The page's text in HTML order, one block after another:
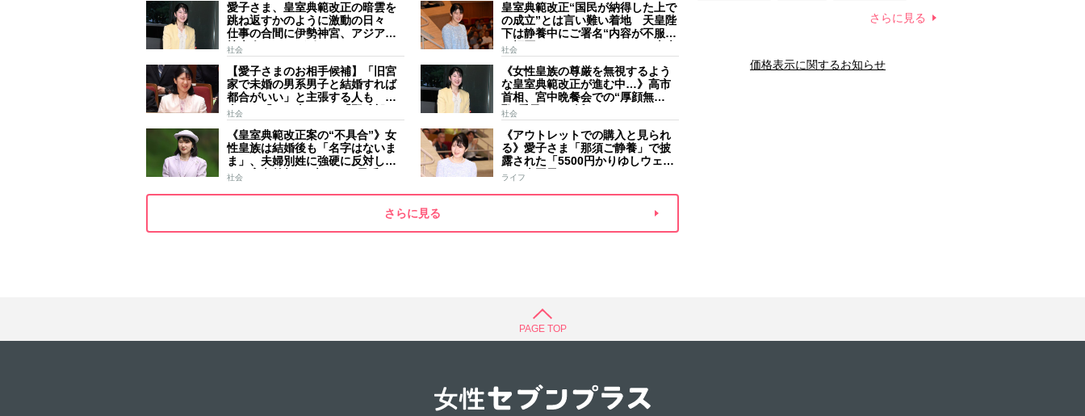
愛子さま、皇室典範改正の暗雲を
跳ね返すかのように激動の日々
仕事の合間に伊勢神宮、アジア競
技大会、シンガポール…スケジュ
ールはびっしり 「天皇家のご長
女」の揺るがぬ思い
社会
皇室典範改正“国民が納得した上で
の成立”とは言い難い着地 天皇陛
下は静養中にご署名“内容が不服で
も拒否することはできない” 米大
手紙は男系男子に固執する日本の
現状を批判的に報道
社会
【愛子さまのお相手候補】「旧宮
家で未婚の男系男子と結婚すれば
都合がいい」と主張する人も 過
去には「のび太くん」「野球部エ
ース」「華道家元の孫」などの名
前
社会
《女性皇族の尊厳を無視するよう
な皇室典範改正が進む中…》高市
首相、宮中晩餐会での“厚顔無
恥”愛子さまに近づきハイテンショ
ンで会話、小泉進次郎夫妻と30分
ほど取り囲む
社会
《皇室典範改正案の“不具合”》女
性皇族は結婚後も「名字はないま
ま」、夫婦別姓に強硬に反対して
きた高市首相の“大いなる矛盾”
社会
《アウトレットでの購入と見られ
る》愛子さま「那須ご静養」で披
露された「5500円かりゆしウェ
ア」南国風リンクコーデ
ライフ
さらに見る
夫との関係
新津春子 どか食い
さらに見る
価格表示に関するお知らせ
PAGE TOP